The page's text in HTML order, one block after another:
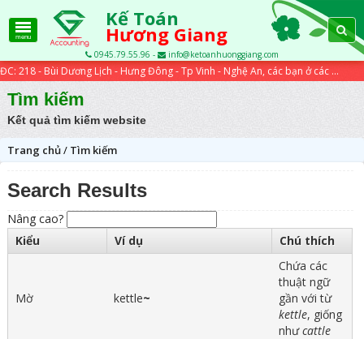
menu
Kế Toán
Hương Giang
0945.79.55.96 - info@ketoanhuonggiang.com
ĐC: 218 - Bùi Dương Lịch - Hưng Đông - Tp Vinh - Nghệ An, các bạn ở các tỉnh xa có thể học trực tuyến qua các bài viết trên website...
Tìm kiếm
Kết quả tìm kiếm website
Trang chủ/ Tìm kiếm
Search Results
Nâng cao?
Kiểu
Ví dụ Chú thích
Mờ kettle~
Chứa các
thuật ngữ
gần với từ
kettle, giống
nhưcattle